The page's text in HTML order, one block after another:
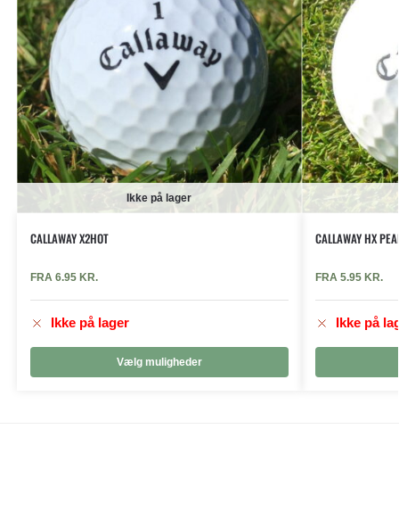
Ikke på lager
CALLAWAY X2HOT
FRA 6.95 KR.
Ikke på lager
Vælg muligheder
CALLAWAY HX
FRA 5.95 KR.
Ikke på